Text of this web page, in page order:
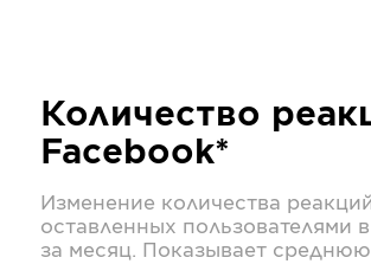
Количество
Facebook*
Изменение количества
оставленных пользователями в
за месяц. Показывает